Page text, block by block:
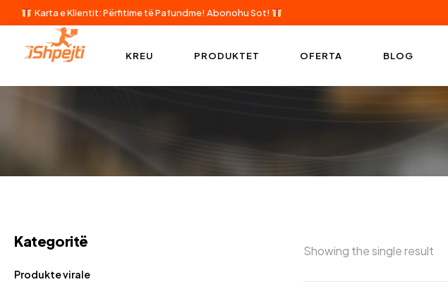
Karta e Klientit: Përfitime të Pafundme! Abonohu Sot!
KREU PRODUKTET OFERTA BLOG
Showing the single result
Kategoritë
Produkte virale